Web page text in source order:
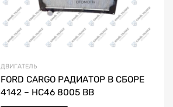
ДВИГАТЕЛЬ
FORD CARGO РАДИАТОР В СБОРЕ
4142 – HC46 8005 BB